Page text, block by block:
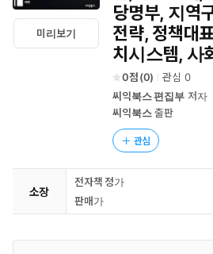
미리보기
당명부, 지역
전략, 정책대
치시스템, 사
0 (0) 관심 0
씨익북스 편집부저자
씨익북스출판
관심
소장
전자책 정가
판매가